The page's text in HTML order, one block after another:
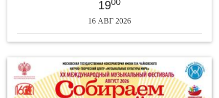
1900
16 АВГ 2026